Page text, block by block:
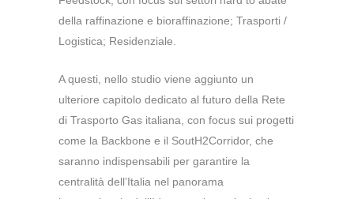
della raffinazione e bioraffinazione; Trasporti /
Logistica; Residenziale.
A questi, nello studio viene aggiunto un
ulteriore capitolo dedicato al futuro della Rete
di Trasporto Gas italiana, con focus sui progetti
come la Backbone e il SoutH2Corridor, che
saranno indispensabili per garantire la
centralità dell’Italia nel panorama